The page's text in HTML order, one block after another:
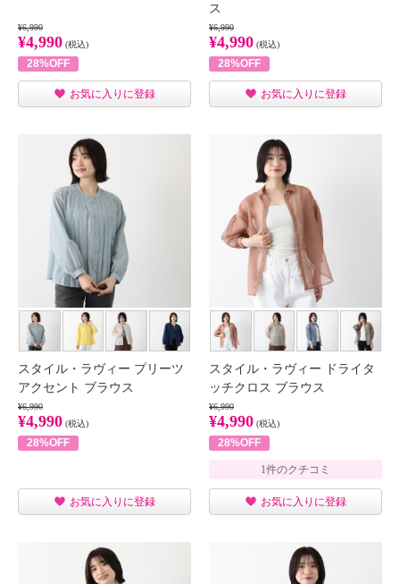
¥6,990
¥4,990 (税込)
28%OFF
お気に入りに登録
ス
¥6,990
¥4,990 (税込)
28%OFF
お気に入りに登録
スタイル・ラヴィー プリーツ
アクセント ブラウス
¥6,990
¥4,990 (税込)
28%OFF
お気に入りに登録
スタイル・ラヴィー ドライタ
ッチクロス ブラウス
¥6,990
¥4,990 (税込)
28%OFF
1件のクチコミ
お気に入りに登録